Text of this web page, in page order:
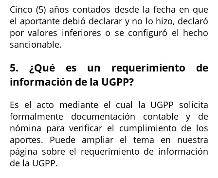
Cinco (5) años contados desde la fecha en que
el aportante debió declarar y no lo hizo, declaró
por valores inferiores o se configuró el hecho
sancionable.
5. ¿Qué es un requerimiento de
información de la UGPP?
Es el acto mediante el cual la UGPP solicita
formalmente documentación contable y de
nómina para verificar el cumplimiento de los
aportes. Puede ampliar el tema en nuestra
página sobre el requerimiento de información
de la UGPP.